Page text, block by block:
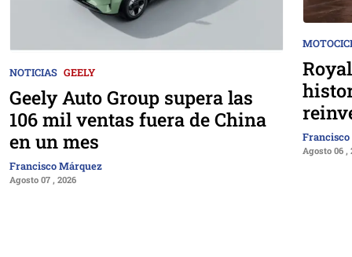
NOTICIAS GEELY
Geely Auto Group supera las
106 mil ventas fuera de China
en un mes
Francisco Márquez
Agosto 07 , 2026
Agosto 06 ,